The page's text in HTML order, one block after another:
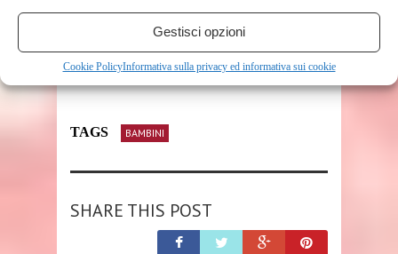
Gestisci opzioni
Cookie PolicyInformativa sulla privacy ed informativa sui cookie
TAGS BAMBINI
SHARE THIS POST